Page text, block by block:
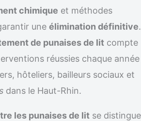
chimique et méthodes
une élimination définitive.
de punaises de lit compte
réussies chaque année
hôteliers, bailleurs sociaux et
dans le Haut-Rhin.
les punaises de lit se distingue